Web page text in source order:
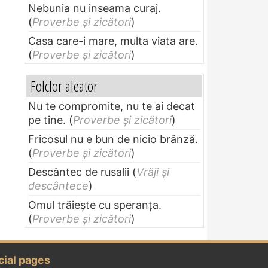
Nebunia nu inseama curaj.
(Proverbe și zicători)
Casa care-i mare, multa viata are.
(Proverbe și zicători)
Folclor aleator
Nu te compromite, nu te ai decat
pe tine. (Proverbe și zicători)
Fricosul nu e bun de nicio brânză.
(Proverbe și zicători)
Descântec de rusalii (Vrăji și
descântece)
Omul trăieşte cu speranţa.
(Proverbe și zicători)
pages